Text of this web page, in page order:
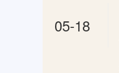
05-18